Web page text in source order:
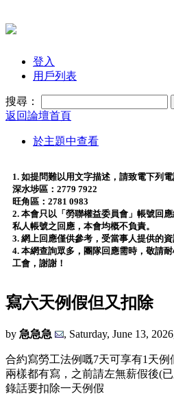
登入
用戶列表
搜尋：
返回論壇首頁
於主題中查看
1. 如提問難以用文字描述，請致電下列電
深水埗區：2779 7922
旺角區：2781 0983
2. 本會只以「勞聯權益委員會」帳號回
私人帳號之回應，本會均概不負責。
3. 網上回應僅供參考，受當事人提供的
4. 本網查詢眾多，團隊回應需時，敬請
工會，謝謝！
寫六天例假但又扣除
by 急急急 , Saturday, June 13,
合約寫勞工法例嘅7天可享有1天
兩樣都有寫，之前請左無薪假後(
錄話要扣除一天例假